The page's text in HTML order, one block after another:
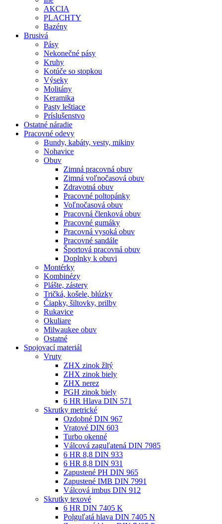
AKCIA
PLACHTY
Bazény
Brusivá
Pásy
Nekonečné pásy
Kruhy
Kotúče so stopkou
Výseky
Molitány
Keramika
Pasty leštiace
Príslušenstvo
Ostatné náradie
Pracovné odevy
Bundy, kabáty, vesty, mikiny
Nohavice
Obuv
Zimná pracovná obuv
Zimná voľnočasová obuv
Zdravotná obuv
Pracovné poltopánky
Voľnočasová obuv
Pracovná členková obuv
Pracovné gumáky
Pracovná vysoká obuv
Pracovné sandále
Športová pracovná obuv
Doplnky k obuvi
Montérky
Kombinézy
Plášte, zástery
Tričká, košele, blúzky
Čiapky, šiltovky, prilby
Rukavice
Okuliare
Milwaukee obuv
Ostatné
Spojovacímateriál
Vruty
ZHX zinok žltý
ZHX zinok biely
ZHX nerez
PGH zinok biely
6 HR Hlava DIN 571
Skrutky metrické
Ozdobné DIN 967
Vratové DIN 603
Turbo okenné
Válcová zaguľatená DIN 7985
6 HR 8,8 DIN 933
6 HR 8,8 DIN 931
Zapustené PH DIN 965
Zapustené IMB DIN 7991
Válcová imbus DIN 912
Skrutky texové
6 HR DIN 7405 K
Polguľatá hlava DIN 7405 N